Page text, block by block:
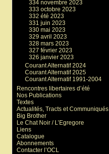
334 novembre 2023
333 octobre 2023
332 été 2023
331 juin 2023
330 mai 2023
329 avril 2023
328 mars 2023
327 février 2023
326 janvier 2023
Courant Alternatif 2024
Courant Alternatif 2025
Courant Alternatif 1991-2004
Rencontres libertaires d’été
Nos Publications
Textes
Actualités, Tracts et Communiqués
Big Brother
Le Chat Noir / L’Egregore
Liens
Catalogue
Abonnements
Contacter l’OCL